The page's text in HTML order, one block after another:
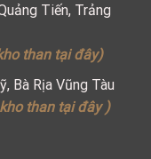
Tiến, Trảng
than tại đây)
Bà Rịa Vũng Tàu
than tại đây )